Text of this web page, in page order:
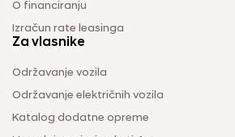
O financiranju
Izračun rate leasinga
Za vlasnike
Održavanje vozila
Održavanje električnih vozila
Katalog dodatne opreme